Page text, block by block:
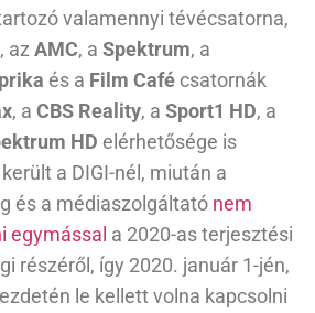
valamennyi tévécsatorna,
, az AMC, a Spektrum, a
és a Film Café csatornák
, a CBS Reality, a Sport1 HD, a
HD elérhetősége is
a DIGI-nél, miután a
és a médiaszolgáltató nem
egymással a 2020-as terjesztési
részéről, így 2020. január 1-jén,
le kellett volna kapcsolni